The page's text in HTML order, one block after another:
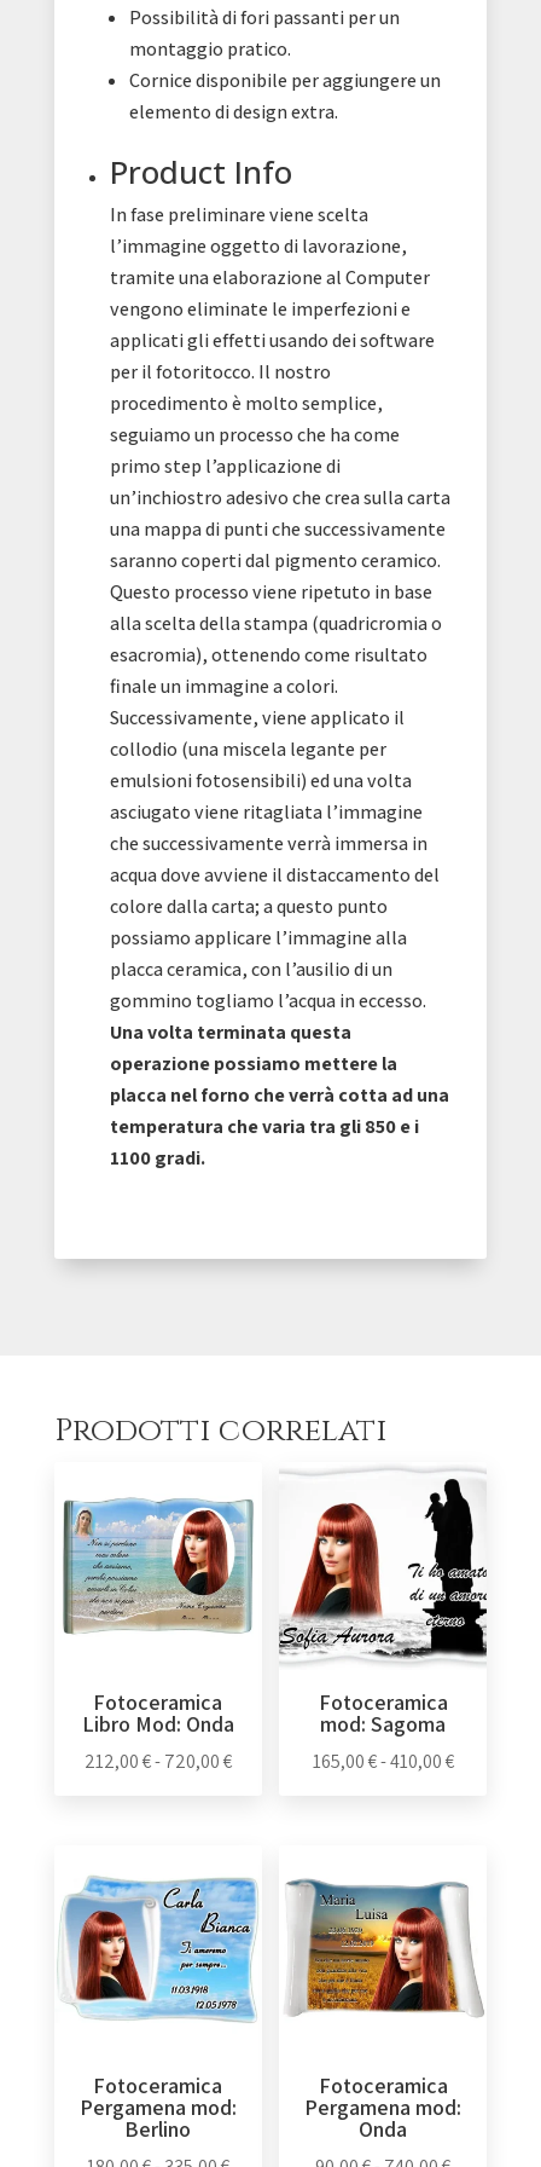
Possibilità di fori passanti per un
montaggio pratico.
Cornice disponibile per aggiungere un
elemento di design extra.
Product Info
In fase preliminare viene scelta
l’immagine oggetto di lavorazione,
tramite una elaborazione al Computer
vengono eliminate le imperfezioni e
applicati gli effetti usando dei software
per il fotoritocco. Il nostro
procedimento è molto semplice,
seguiamo un processo che ha come
primo step l’applicazione di
un’inchiostro adesivo che crea sulla carta
una mappa di punti che successivamente
saranno coperti dal pigmento ceramico.
Questo processo viene ripetuto in base
alla scelta della stampa (quadricromia o
esacromia), ottenendo come risultato
finale un immagine a colori.
Successivamente, viene applicato il
collodio (una miscela legante per
emulsioni fotosensibili) ed una volta
asciugato viene ritagliata l’immagine
che successivamente verrà immersa in
acqua dove avviene il distaccamento del
colore dalla carta; a questo punto
possiamo applicare l’immagine alla
placca ceramica, con l’ausilio di un
gommino togliamo l’acqua in eccesso.
Una volta terminata questa
operazione possiamo mettere la
placca nel forno che verrà cotta ad una
temperatura che varia tra gli 850 e i
1100 gradi.
Prodotti correlati
Fotoceramica
Libro Mod: Onda
212,00€- 720,00€Fascia
212,00 €
a
720,00 €
Fotoceramica
mod: Sagoma
165,00€-410,00€Fascia
165,00 €
410,00 €
Fotoceramica
Pergamena mod:
Berlino
Fotoceramica
Pergamena mod:
Onda